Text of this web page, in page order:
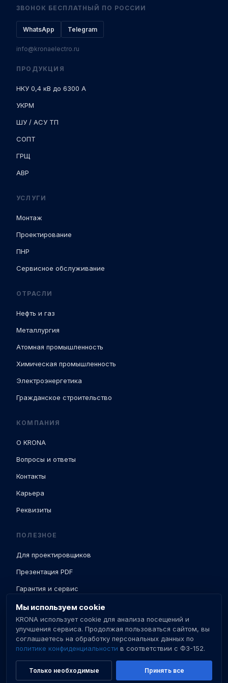
ЗВОНОК БЕСПЛАТНЫЙ ПО РОССИИ
WhatsApp Telegram
info@kronaelectro.ru
ПРОДУКЦИЯ
НКУ 0,4 кВ до 6300 А
УКРМ
ШУ / АСУ ТП
СОПТ
ГРЩ
АВР
УСЛУГИ
Монтаж
Проектирование
ПНР
Сервисное обслуживание
ОТРАСЛИ
Нефть и газ
Металлургия
Атомная промышленность
Химическая промышленность
Электроэнергетика
Гражданское строительство
КОМПАНИЯ
О KRONA
Вопросы и ответы
Контакты
Карьера
Реквизиты
ПОЛЕЗНОЕ
Для проектировщиков
Презентация PDF
Гарантия и сервис
Доставка и ПНР
База знаний
Сертификаты
Мы используем cookie
KRONA использует cookie для анализа посещений и
улучшения сервиса. Продолжая пользоваться сайтом, вы
соглашаетесь на обработку персональных данных по
политике конфиденциальности в соответствии с ФЗ-152.
Только необходимые Принять все